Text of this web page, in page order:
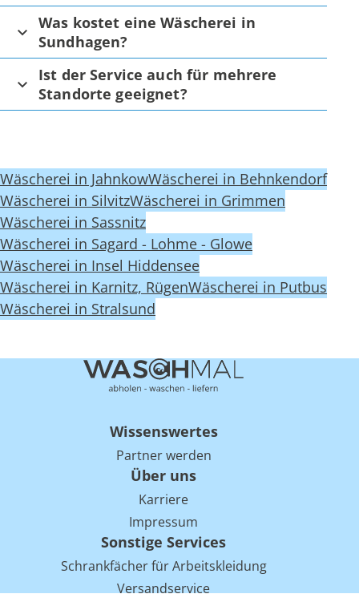
Was kostet eine Wäscherei in
Sundhagen?
Ist der Service auch für mehrere
Standorte geeignet?
Wäscherei in JahnkowWäscherei in Behnkendorf
Wäscherei in SilvitzWäscherei in Grimmen
Wäscherei in Sassnitz
Wäscherei in Sagard - Lohme - Glowe
Wäscherei in Insel Hiddensee
Wäscherei in Karnitz, RügenWäscherei in Putbus
Wäscherei in Stralsund
Wissenswertes
Partner werden
Über uns
Karriere
Impressum
Sonstige Services
Schrankfächer für Arbeitskleidung
Versandservice